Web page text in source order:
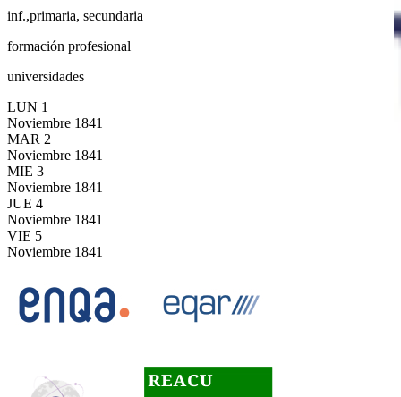
inf.,primaria, secundaria
formación profesional
universidades
LUN 1
Noviembre 1841
MAR 2
Noviembre 1841
MIE 3
Noviembre 1841
JUE 4
Noviembre 1841
VIE 5
Noviembre 1841